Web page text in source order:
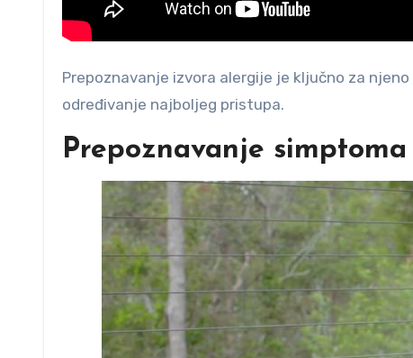
Prepoznavanje izvora alergije je ključno za
određivanje najboljeg pristupa.
Prepoznavanje